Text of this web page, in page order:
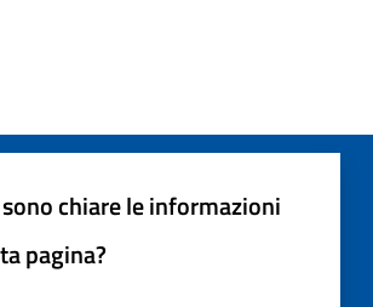
chiare le informazioni
pagina?